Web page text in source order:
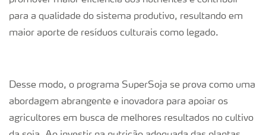
para a qualidade do sistema produtivo, resultando em
maior aporte de resíduos culturais como legado.
Desse modo, o programa SuperSoja se prova como uma
abordagem abrangente e inovadora para apoiar os
agricultores em busca de melhores resultados no cultivo